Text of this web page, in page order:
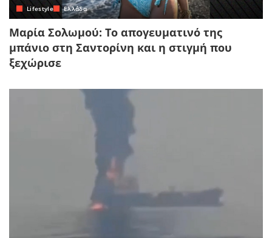
Lifestyle Ελλάδα
Μαρία Σολωμού: Το απογευματινό της
μπάνιο στη Σαντορίνη και η στιγμή που
ξεχώρισε